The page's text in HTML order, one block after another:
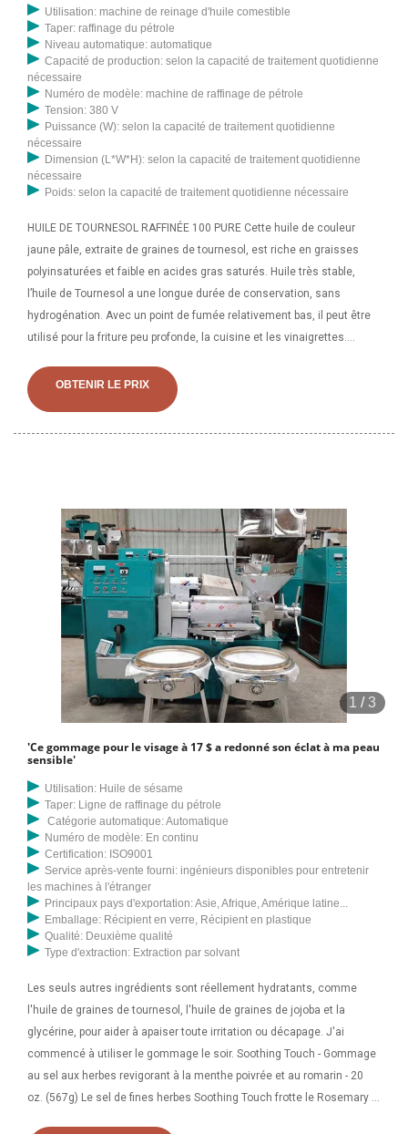
Utilisation: machine de reinage d'huile comestible
Taper: raffinage du pétrole
Niveau automatique: automatique
Capacité de production: selon la capacité de traitement quotidienne
nécessaire
Numéro de modèle: machine de raffinage de pétrole
Tension: 380 V
Puissance (W): selon la capacité de traitement quotidienne
nécessaire
Dimension (L*W*H): selon la capacité de traitement quotidienne
nécessaire
Poids: selon la capacité de traitement quotidienne nécessaire
HUILE DE TOURNESOL RAFFINÉE 100 PURE Cette huile de couleur
jaune pâle, extraite de graines de tournesol, est riche en graisses
polyinsaturées et faible en acides gras saturés. Huile très stable,
l’huile de Tournesol a une longue durée de conservation, sans
hydrogénation. Avec un point de fumée relativement bas, il peut être
utilisé pour la friture peu profonde, la cuisine et les vinaigrettes.
ça marche : Ce gommage contient du sel marin, de l'huile d'amande
douce, de l'huile de graines de tournesol et de la lavande pour créer
OBTENIR LE PRIX
1 /3
'Ce gommage pour le visage à 17 $ a redonné son éclat à ma peau
sensible'
Utilisation: Huile de sésame
Taper: Ligne de raffinage du pétrole
Catégorie automatique: Automatique
Numéro de modèle: En continu
Certification: ISO9001
Service après-vente fourni: ingénieurs disponibles pour entretenir
les machines à l'étranger
Principaux pays d'exportation: Asie, Afrique, Amérique latine...
Emballage: Récipient en verre, Récipient en plastique
Qualité: Deuxième qualité
Type d'extraction: Extraction par solvant
Les seuls autres ingrédients sont réellement hydratants, comme
l'huile de graines de tournesol, l'huile de graines de jojoba et la
glycérine, pour aider à apaiser toute irritation ou décapage. J'ai
commencé à utiliser le gommage le soir. Soothing Touch - Gommage
au sel aux herbes revigorant à la menthe poivrée et au romarin - 20
oz. (567g) Le sel de fines herbes Soothing Touch frotte le Rosemary à